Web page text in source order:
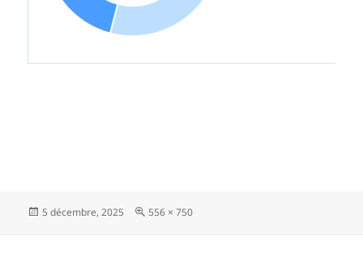
Publié
5 décembre, 2025
Taille
556 × 750